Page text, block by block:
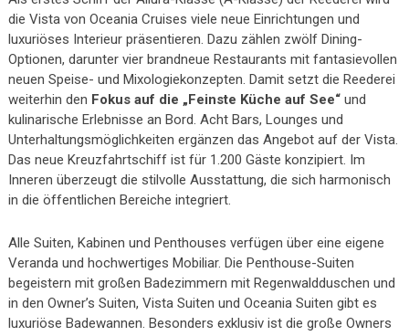
die Vista von Oceania Cruises viele neue Einrichtungen und
luxuriöses Interieur präsentieren. Dazu zählen zwölf Dining-
Optionen, darunter vier brandneue Restaurants mit fantasievollen
neuen Speise- und Mixologiekonzepten. Damit setzt die Reederei
weiterhin den Fokus auf die „Feinste Küche auf See“und
kulinarische Erlebnisse an Bord. Acht Bars, Lounges und
Unterhaltungsmöglichkeiten ergänzen das Angebot auf der Vista.
Das neue Kreuzfahrtschiff ist für 1.200 Gäste konzipiert. Im
Inneren überzeugt die stilvolle Ausstattung, die sich harmonisch
in die öffentlichen Bereiche integriert.
Alle Suiten, Kabinen und Penthouses verfügen über eine eigene
Veranda und hochwertiges Mobiliar. Die Penthouse-Suiten
begeistern mit großen Badezimmern mit Regenwaldduschen und
in den Owner’s Suiten, Vista Suiten und Oceania Suiten gibt es
luxuriöse Badewannen. Besonders exklusiv ist die große Owners